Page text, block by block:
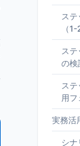
ス
（
ス
の
ス
用
実務活
シナ